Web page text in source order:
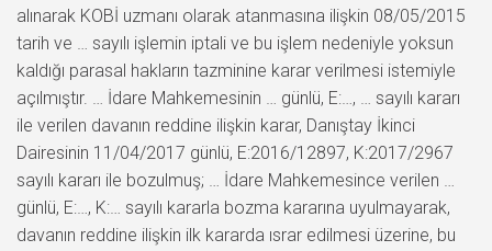
alınarak KOBİ uzmanı olarak atanmasına ilişkin 08/05/2015
tarih ve … sayılı işlemin iptali ve bu işlem nedeniyle yoksun
kaldığı parasal hakların tazminine karar verilmesi istemiyle
açılmıştır. … İdare Mahkemesinin … günlü, E:…, … sayılı kararı
ile verilen davanın reddine ilişkin karar, Danıştay İkinci
Dairesinin 11/04/2017 günlü, E:2016/12897, K:2017/2967
sayılı kararı ile bozulmuş; … İdare Mahkemesince verilen …
günlü, E:…, K:… sayılı kararla bozma kararına uyulmayarak,
davanın reddine ilişkin ilk kararda ısrar edilmesi üzerine, bu